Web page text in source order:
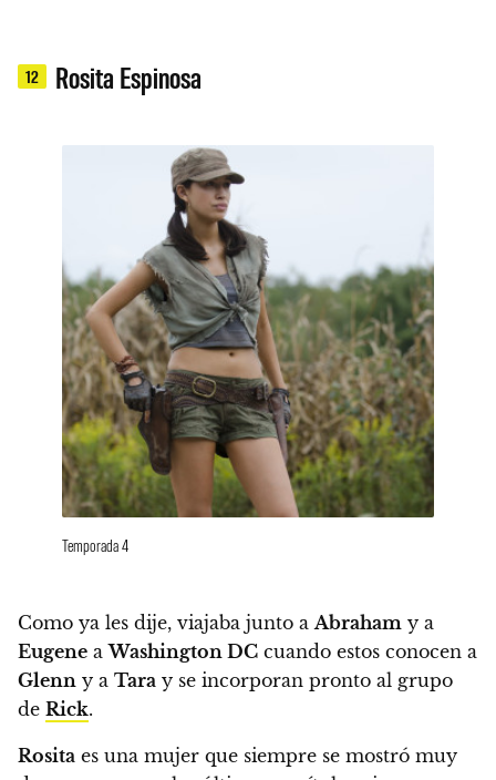
12 Rosita Espinosa
Temporada 4
Como ya les dije, viajaba junto a Abraham y a
Eugene aWashington DC cuando estos conocen a
Glenn y a Tara y se incorporan pronto al grupo
de Rick.
Rosita es una mujer que siempre se mostró muy